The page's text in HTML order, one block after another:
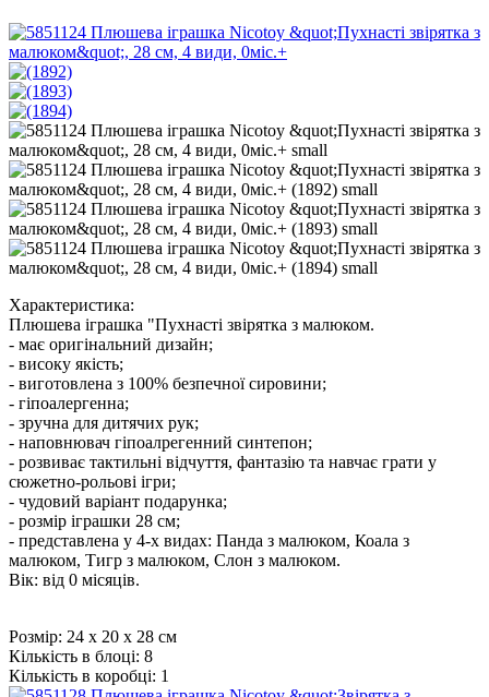
Характеристика:
Плюшева іграшка "Пухнасті звірятка з малюком.
- має оригінальний дизайн;
- високу якість;
- виготовлена з 100% безпечної сировини;
- гіпоалергенна;
- зручна для дитячих рук;
- наповнювач гіпоалрегенний синтепон;
- розвиває тактильні відчуття, фантазію та навчає грати у
сюжетно-рольові ігри;
- чудовий варіант подарунка;
- розмір іграшки 28 см;
- представлена у 4-х видах: Панда з малюком, Коала з
малюком, Тигр з малюком, Слон з малюком.
Вік: від 0 місяців.
Розмір: 24 х 20 х 28 см
Кількість в блоці: 8
Кількість в коробці: 1